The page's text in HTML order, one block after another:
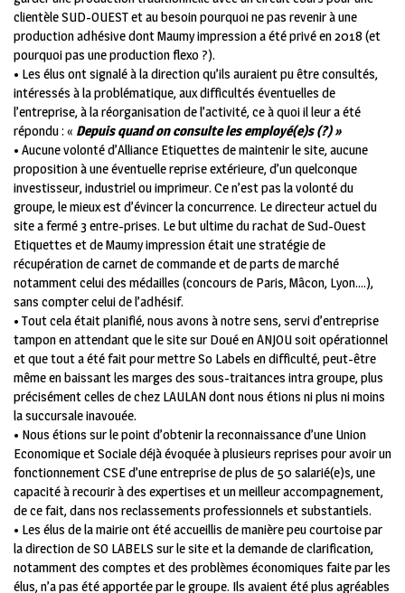
clientèle SUD-OUEST et au besoin pourquoi ne pas revenir à une
production adhésive dont Maumy impression a été privé en 2018 (et
pourquoi pas une production flexo ?).
• Les élus ont signalé à la direction qu’ils auraient pu être consultés,
intéressés à la problématique, aux difficultés éventuelles de
l’entreprise, à la réorganisation de l’activité, ce à quoi il leur a été
répondu : « Depuis quand on consulte les employé(e)s (?) »
• Aucune volonté d’Alliance Etiquettes de maintenir le site, aucune
proposition à une éventuelle reprise extérieure, d’un quelconque
investisseur, industriel ou imprimeur. Ce n’est pas la volonté du
groupe, le mieux est d’évincer la concurrence. Le directeur actuel du
site a fermé 3 entre-prises. Le but ultime du rachat de Sud-Ouest
Etiquettes et de Maumy impression était une stratégie de
récupération de carnet de commande et de parts de marché
notamment celui des médailles (concours de Paris, Mâcon, Lyon….),
sans compter celui de l’adhésif.
• Tout cela était planifié, nous avons à notre sens, servi d’entreprise
tampon en attendant que le site sur Doué en ANJOU soit opérationnel
et que tout a été fait pour mettre So Labels en difficulté, peut-être
même en baissant les marges des sous-traitances intra groupe, plus
précisément celles de chez LAULAN dont nous étions ni plus ni moins
la succursale inavouée.
• Nous étions sur le point d’obtenir la reconnaissance d’une Union
Economique et Sociale déjà évoquée à plusieurs reprises pour avoir un
fonctionnement CSE d’une entreprise de plus de 50 salarié(e)s, une
capacité à recourir à des expertises et un meilleur accompagnement,
de ce fait, dans nos reclassements professionnels et substantiels.
• Les élus de la mairie ont été accueillis de manière peu courtoise par
la direction de SO LABELS sur le site et la demande de clarification,
notamment des comptes et des problèmes économiques faite par les
élus, n’a pas été apportée par le groupe. Ils avaient été plus agréables